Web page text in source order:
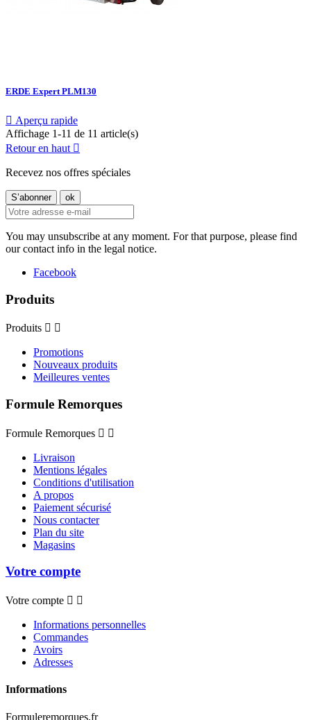
ERDE Expert PLM130
 Aperçu rapide
Affichage 1-11 de 11 article(s)
Retour en haut 
Recevez nos offres spéciales
You may unsubscribe at any moment. For that purpose, please find
our contact info in the legal notice.
Facebook
Produits
Produits  
Promotions
Nouveaux produits
Meilleures ventes
Formule Remorques
Formule Remorques  
Livraison
Mentions légales
Conditions d'utilisation
A propos
Paiement sécurisé
Nous contacter
Plan du site
Magasins
Votre compte
Votre compte  
Informations personnelles
Commandes
Avoirs
Adresses
Informations
Formuleremorques.fr